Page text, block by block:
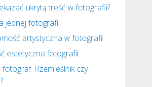
ukrytą treść w fotografii?
jednej fotografii
artystyczna w fotografii
estetyczna fotografii
Rzemieślnik czy